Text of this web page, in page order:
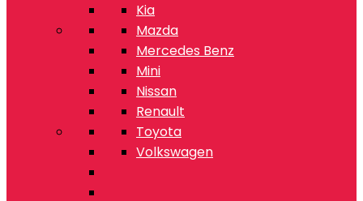
Kia
Mazda
Mercedes Benz
Mini
Nissan
Renault
Toyota
Volkswagen